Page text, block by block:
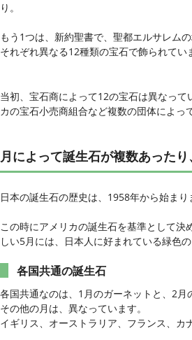
り。
もう1つは、新約聖書で、聖都エルサレムの
それぞれ異なる12種類の宝石で飾られてい
当初、宝石商によって12の宝石は異なっ
カの宝石小売商組合など複数の団体によっ
月によって誕生石が複数あった
日本の誕生石の歴史は、1958年から始まり
この時にアメリカの誕生石を基準として
しい5月には、日本人に好まれている緑色
各国共通の誕生石
各国共通なのは、1月のガーネットと、2月
その他の月は、異なっています。
イギリス、オーストラリア、フランス、